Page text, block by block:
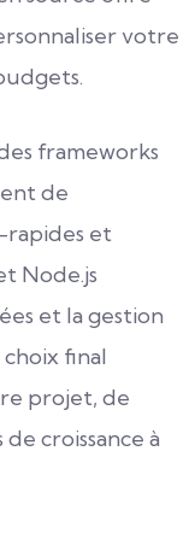
votre
frameworks
de
et
Node.js
et la gestion
final
projet, de
croissance à